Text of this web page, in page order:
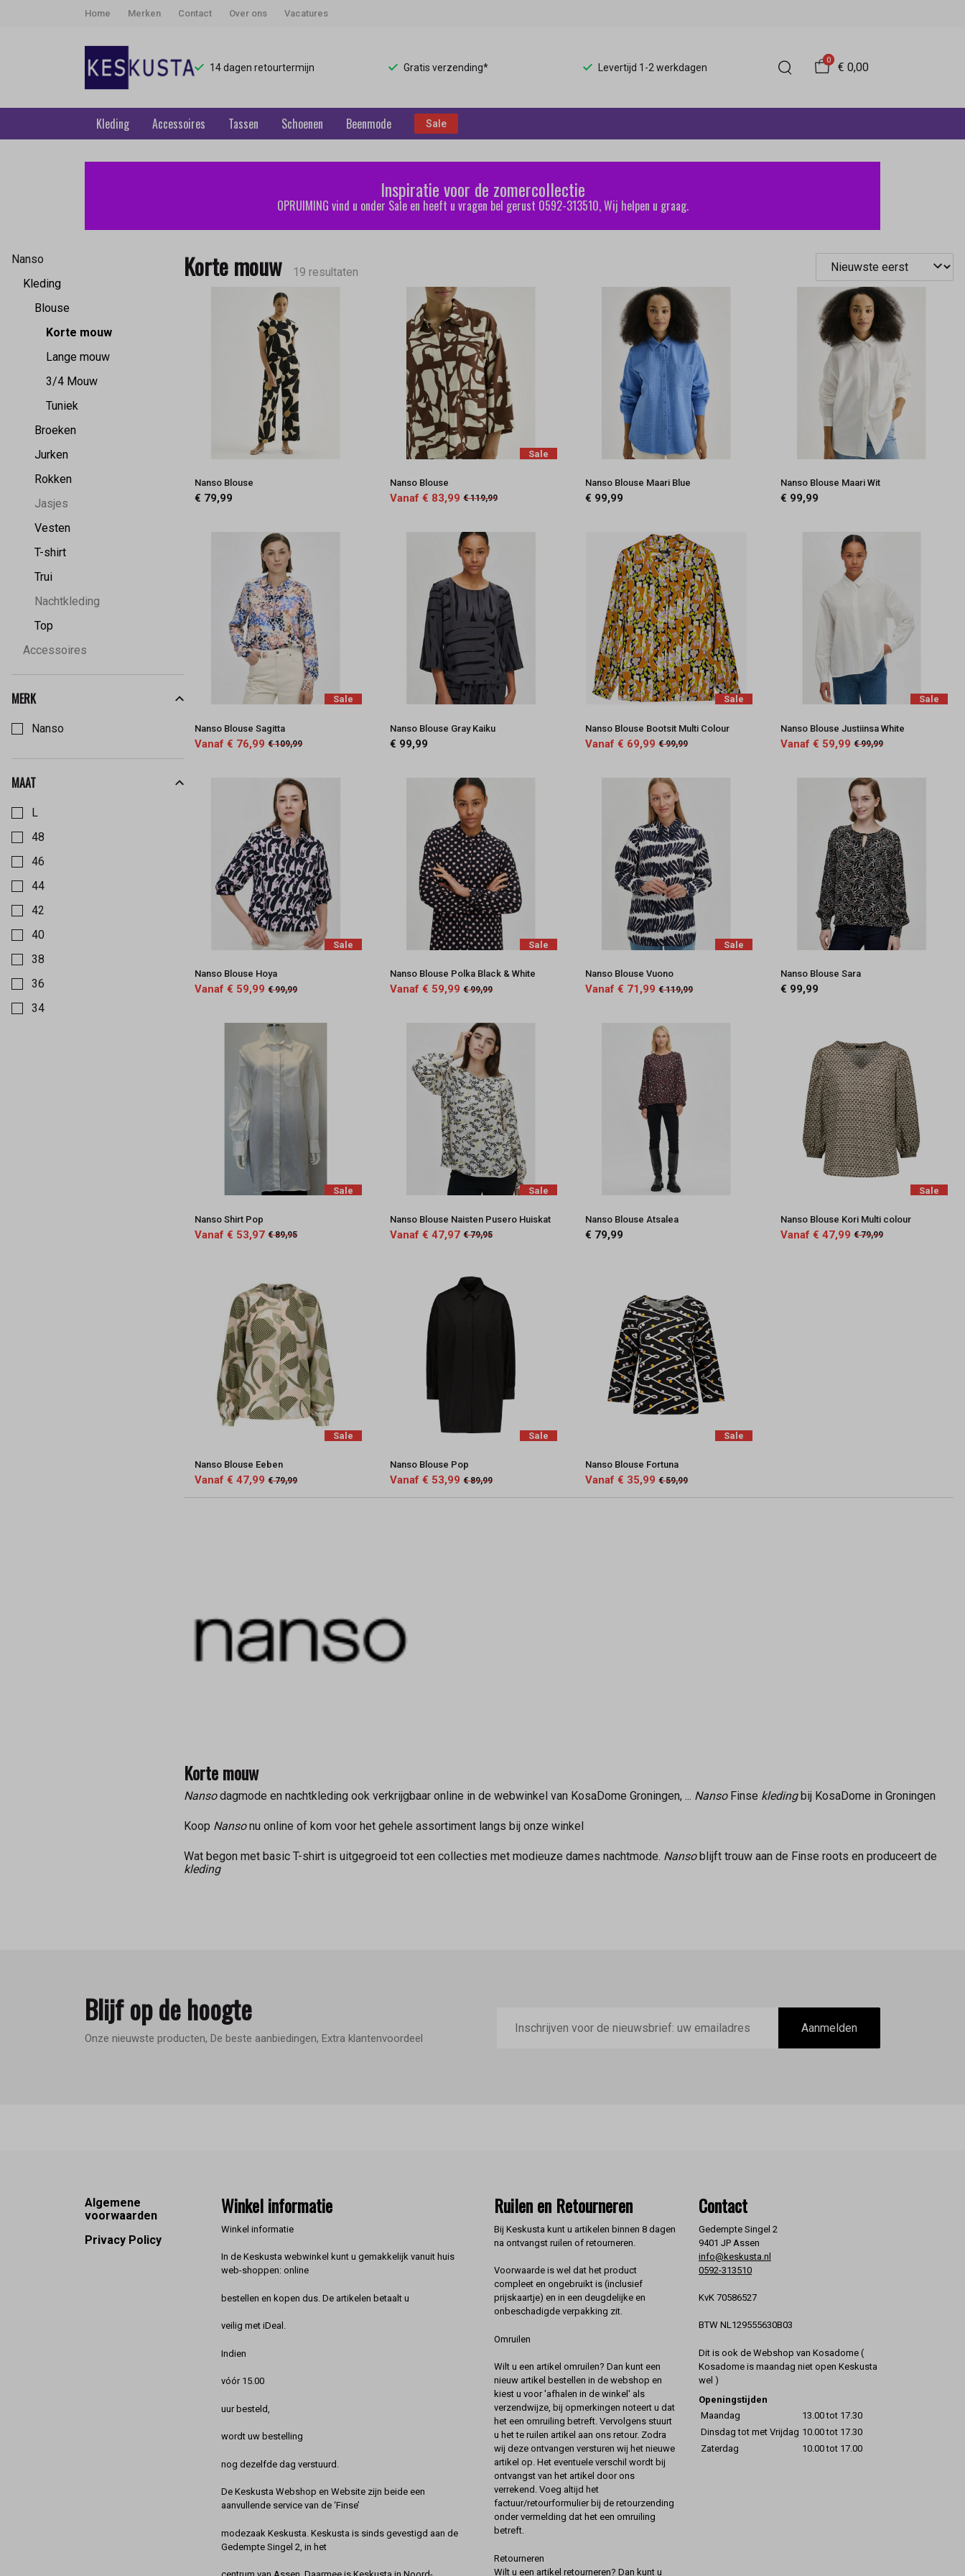
Home Merken Contact Over ons Vacatures
14 dagen retourtermijn Gratis verzending* Levertijd 1-2 werkdagen
0
€ 0,00
Kleding Accessoires Tassen Schoenen Beenmode Sale
Korte
Keskusta
Inspiratie voor de zomercollectie
OPRUIMING vind u onder Sale en heeft u vragen bel gerust 0592-313510, Wij helpen u graag.
Nanso
Kleding
Blouse
Korte mouw
Lange mouw
3/4 Mouw
Tuniek
Broeken
Jurken
Rokken
Jasjes
Vesten
T-shirt
Trui
Nachtkleding
Top
Accessoires
MERK
Nanso
MAAT
L
48
46
44
42
40
38
36
34
Korte mouw 19 resultaten
Nanso Blouse
€ 79,99
Sale
Nanso Blouse
Vanaf € 83,99 € 119,99
Nanso Blouse Maari Blue
€ 99,99
Nanso Blouse Maari Wit
€ 99,99
Sale
Nanso Blouse Sagitta
Vanaf € 76,99 € 109,99
Nanso Blouse Gray Kaiku
€ 99,99
Sale
Nanso Blouse Bootsit Multi Colour
Vanaf € 69,99 € 99,99
Sale
Nanso Blouse Justiinsa White
Vanaf € 59,99 € 99,99
Sale
Nanso Blouse Hoya
Vanaf € 59,99 € 99,99
Sale
Nanso Blouse Polka Black & White
Vanaf € 59,99 € 99,99
Sale
Nanso Blouse Vuono
Vanaf € 71,99 € 119,99
Nanso Blouse Sara
€ 99,99
Sale
Nanso Shirt Pop
Vanaf € 53,97 € 89,95
Sale
Nanso Blouse Naisten Pusero Huiskat
Vanaf € 47,97 € 79,95
Nanso Blouse Atsalea
€ 79,99
Sale
Nanso Blouse Kori Multi colour
Vanaf € 47,99 € 79,99
Sale
Nanso Blouse Eeben
Vanaf € 47,99 € 79,99
Sale
Nanso Blouse Pop
Vanaf € 53,99 € 89,99
Sale
Nanso Blouse Fortuna
Vanaf € 35,99 € 59,99
Korte mouw
Nansodagmode en nachtkleding ook verkrijgbaar online in de webwinkel van KosaDome Groningen, ... NansoFinse kledingbij KosaDome in Groningen
Koop Nansonu online of kom voor het gehele assortiment langs bij onze winkel
Wat begon met basic T-shirt is uitgegroeid tot een collecties met modieuze dames nachtmode. Nansoblijft trouw aan de Finse roots en produceert de
kleding
Blijf op de hoogte
Onze nieuwste producten, De beste aanbiedingen, Extra klantenvoordeel
mailadres
Aanmelden
Footer
Algemene
voorwaarden
Privacy Policy
Winkel informatie
Winkel informatie
In de Keskusta webwinkel kunt u gemakkelijk vanuit huis
web-shoppen: online
bestellen en kopen dus. De artikelen betaalt u
veilig met iDeal.
Indien
vóór 15.00
uur besteld,
wordt uw bestelling
nog dezelfde dag verstuurd.
De Keskusta Webshop en Website zijn beide een
aanvullende service van de ‘Finse’
modezaak Keskusta. Keskusta is sinds gevestigd aan de
Gedempte Singel 2, in het
Ruilen en Retourneren
Bij Keskusta kunt u artikelen binnen 8 dagen
na ontvangst ruilen of retourneren.
Voorwaarde is wel dat het product
compleet en ongebruikt is (inclusief
prijskaartje) en in een deugdelijke en
onbeschadigde verpakking zit.
Omruilen
Wilt u een artikel omruilen? Dan kunt een
nieuw artikel bestellen in de webshop en
kiest u voor 'afhalen in de winkel' als
verzendwijze, bij opmerkingen noteert u dat
het een omruiling betreft. Vervolgens stuurt
u het te ruilen artikel aan ons retour. Zodra
wij deze ontvangen versturen wij het nieuwe
artikel op. Het eventuele verschil wordt bij
ontvangst van het artikel door ons
verrekend. Voeg altijd het
factuur/retourformulier bij de retourzending
onder vermelding dat het een omruiling
betreft.
Retourneren
Wilt u een artikel retourneren? Dan kunt u
Contact
Gedempte Singel 2
9401 JP Assen
info@keskusta.nl
0592-313510
KvK 70586527
BTW NL129555630B03
Dit is ook de Webshop van Kosadome (
Kosadome is maandag niet open Keskusta
wel )
Openingstijden
Maandag
13.00 tot 17.30
Dinsdag tot met Vrijdag 10.00 tot 17.30
Zaterdag
10.00 tot 17.00